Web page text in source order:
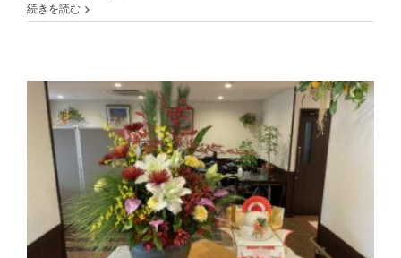
続きを読む